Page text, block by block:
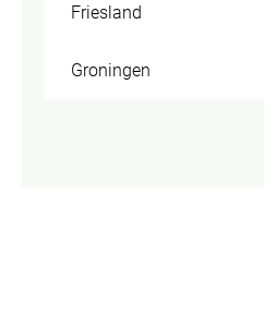
Friesland
Groningen